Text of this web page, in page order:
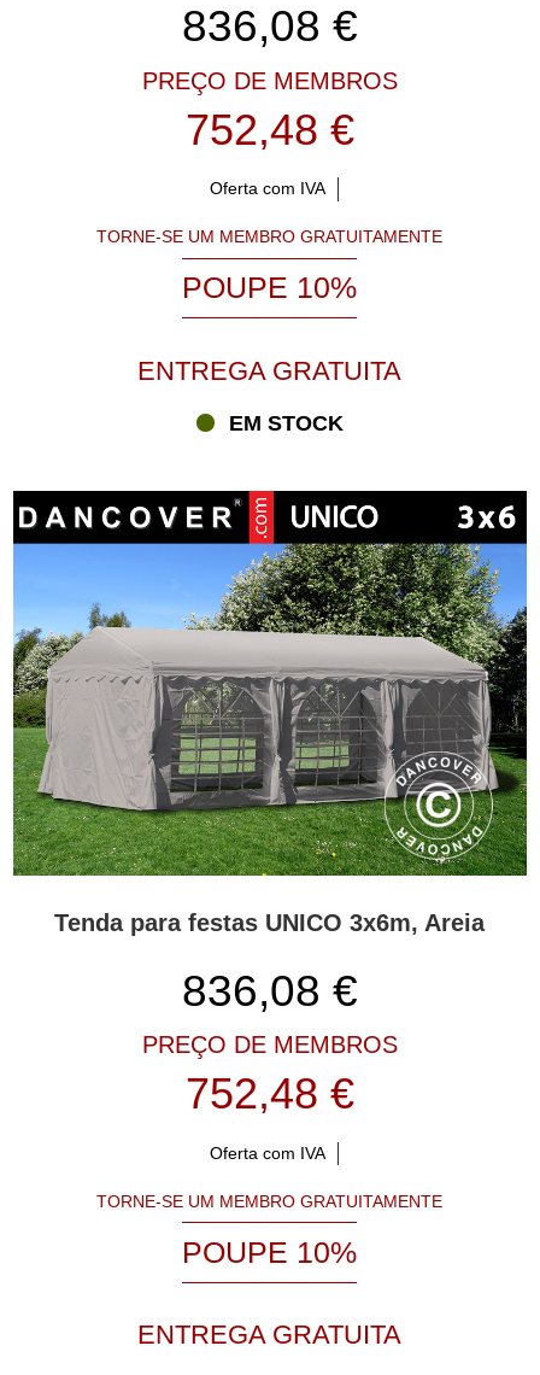
836,08 €
PREÇO DE MEMBROS
752,48 €
Oferta com IVA
TORNE-SE UM MEMBRO GRATUITAMENTE
POUPE 10%
ENTREGA GRATUITA
EM STOCK
Tenda para festas UNICO 3x6m, Areia
836,08 €
PREÇO DE MEMBROS
752,48 €
Oferta com IVA
TORNE-SE UM MEMBRO GRATUITAMENTE
POUPE 10%
ENTREGA GRATUITA